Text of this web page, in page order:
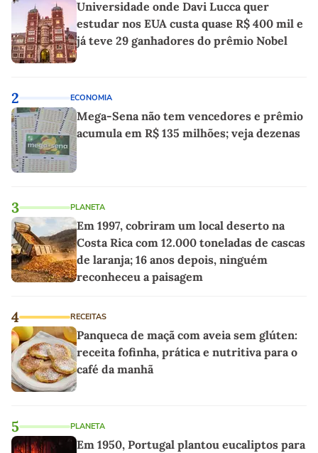
Universidade onde Davi Lucca quer
estudar nos EUA custa quase R$ 400 mil e
já teve 29 ganhadores do prêmio Nobel
2 ECONOMIA
Mega-Sena não tem vencedores e prêmio
acumula em R$ 135 milhões; veja dezenas
3 PLANETA
Em 1997, cobriram um local deserto na
Costa Rica com 12.000 toneladas de cascas
de laranja; 16 anos depois, ninguém
reconheceu a paisagem
4 RECEITAS
Panqueca de maçã com aveia sem glúten:
receita fofinha, prática e nutritiva para o
café da manhã
5 PLANETA
Em 1950, Portugal plantou eucaliptos para